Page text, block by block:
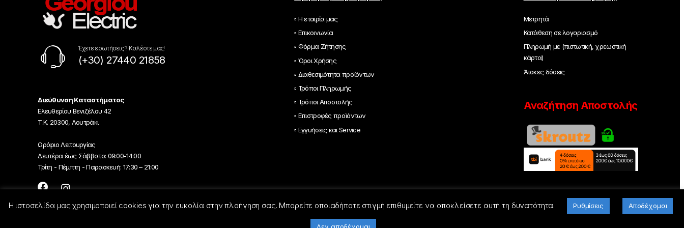
Έχετε ερωτήσεις ? Καλέστε μας!
(+30) 27440 21858
Διεύθυνση Καταστήματος
Ελευθερίου Βενιζέλου 42
Τ.Κ. 20300, Λουτράκι
Ωράριο Λειτουργίας
Δευτέρα έως Σάββατο: 09:00-14:00
Τρίτη - Πέμπτη - Παρασκευή: 17:30 – 21:00
▫ Η εταιρία μας
▫ Επικοινωνία
▫ Φόρμα Ζήτησης
▫ Όροι Χρήσης
▫ Διαθεσιμότητα προϊόντων
▫ Τρόποι Πληρωμής
▫ Τρόποι Αποστολής
▫ Επιστροφές προϊόντων
▫ Εγγυήσεις και Service
Μετρητά
Κατάθεση σε λογαριασμό
Πληρωμή με (πιστωτική, χρεωστική
κάρτα)
Άτοκες δόσεις
Αναζήτηση Αποστολής
Η ιστοσελίδα μας χρησιμοποιεί cookies για την ευκολία στην πλοήγηση σας. Μπορείτε οποιαδήποτε στιγμή επιθυμείτε να αποκλείσετε αυτή τη δυνατότητα. Ρυθμίσεις Αποδέχομαι